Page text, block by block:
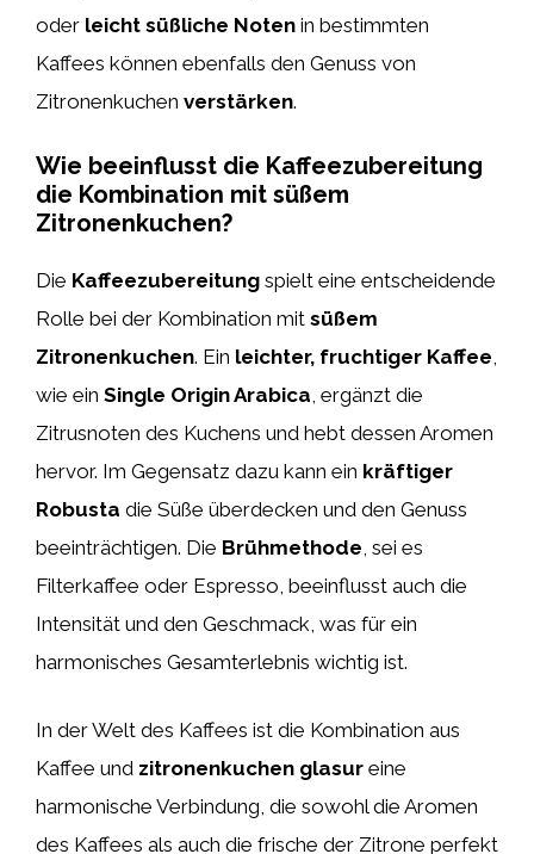
oder leicht süßliche Noten in bestimmten
Kaffees können ebenfalls den Genuss von
Zitronenkuchen verstärken.
Wie beeinflusst die Kaffeezubereitung
die Kombination mit süßem
Zitronenkuchen?
Die Kaffeezubereitung spielt eine entscheidende
Rolle bei der Kombination mit süßem
Zitronenkuchen. Ein leichter, fruchtiger Kaffee
wie ein Single Origin Arabica , ergänzt die
Zitrusnoten des Kuchens und hebt dessen Aromen
hervor. Im Gegensatz dazu kann ein kräftiger
Robusta die Süße überdecken und den Genuss
beeinträchtigen. Die Brühmethode , sei es
Filterkaffee oder Espresso, beeinflusst auch die
Intensität und den Geschmack, was für ein
harmonisches Gesamterlebnis wichtig ist.
In der Welt des Kaffees ist die Kombination aus
Kaffee und zitronenkuchen glasur eine
harmonische Verbindung, die sowohl die Aromen
des Kaffees als auch die frische der Zitrone perfekt